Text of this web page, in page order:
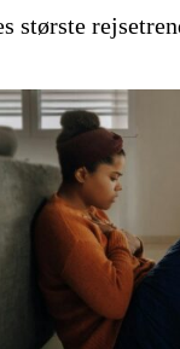
største